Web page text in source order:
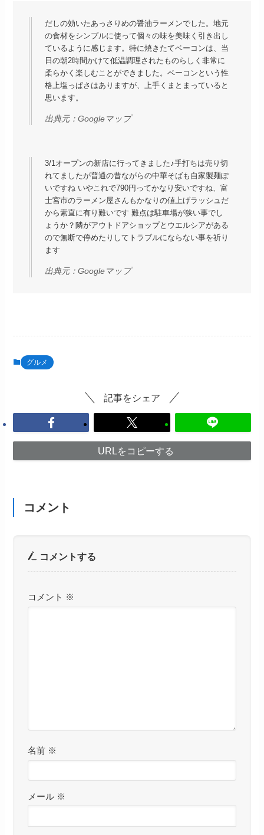
だしの効いたあっさりめの醤油ラーメンでした。地元
の食材をシンプルに使って個々の味を美味く引き出し
ているように感じます。特に焼きたてベーコンは、当
日の朝2時間かけて低温調理されたものらしく非常に
柔らかく楽しむことができました。ベーコンという性
格上塩っぱさはありますが、上手くまとまっていると
思います。
出典元：Googleマップ
3/1オープンの新店に行ってきました♪手打ちは売り切
れてましたが普通の昔ながらの中華そばも自家製麺ぽ
いですね いやこれで790円ってかなり安いですね、富
士宮市のラーメン屋さんもかなりの値上げラッシュだ
から素直に有り難いです 難点は駐車場が狭い事でし
ょうか？隣がアウトドアショップとウエルシアがある
ので無断で停めたりしてトラブルにならない事を祈り
ます
出典元：Googleマップ
グルメ
記事をシェア
URLをコピーする
コメント
コメントする
コメント ※
名前 ※
メール ※